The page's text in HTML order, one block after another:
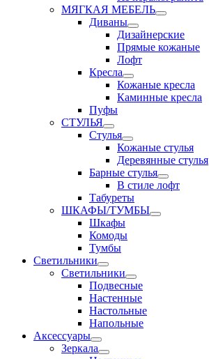
МЯГКАЯ МЕБЕЛЬ
Диваны
Дизайнерские
Прямые кожаные
Лофт
Кресла
Кожаные кресла
Каминные кресла
Пуфы
СТУЛЬЯ
Стулья
Кожаные стулья
Деревянные стулья
Барные стулья
В стиле лофт
Табуреты
ШКАФЫ/ТУМБЫ
Шкафы
Комоды
Тумбы
Светильники
Светильники
Подвесные
Настенные
Настольные
Напольные
Аксессуары
Зеркала